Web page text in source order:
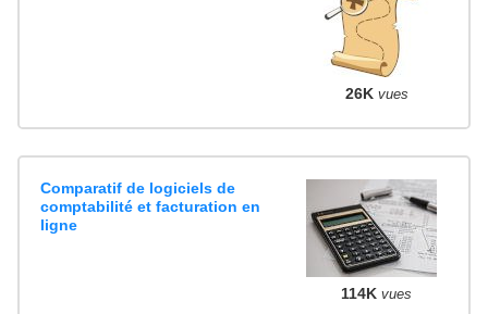
26K vues
Comparatif de logiciels de
comptabilité et facturation en
ligne
114K vues